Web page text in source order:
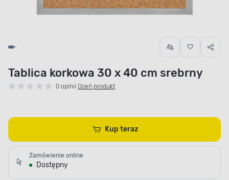
Tablica korkowa 30 x 40 cm srebrny
0 opinii Oceń produkt
Kup teraz
Zamówienie online
Dostępny